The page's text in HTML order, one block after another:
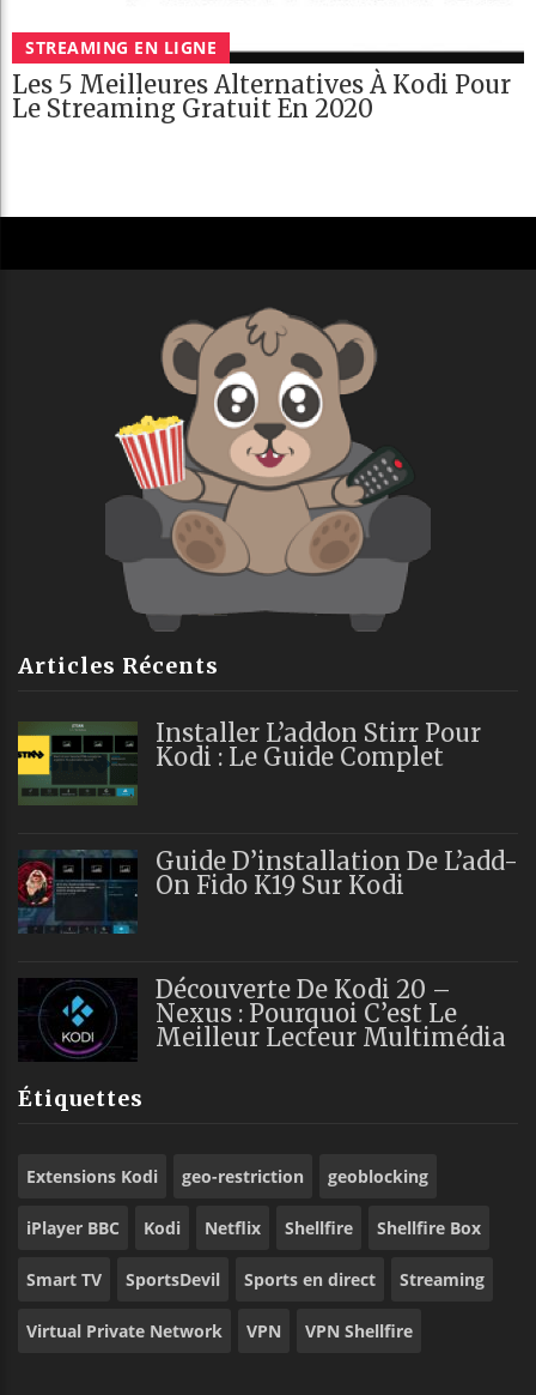
STREAMING EN LIGNE
Les 5 Meilleures Alternatives À Kodi Pour
Le Streaming Gratuit En 2020
Articles Récents
Installer L’addon Stirr Pour
Kodi : Le Guide Complet
Guide D’installation De L’add-
On Fido K19 Sur Kodi
Découverte De Kodi 20 –
Nexus : Pourquoi C’est Le
Meilleur Lecteur Multimédia
Étiquettes
Extensions Kodi geo-restriction geoblocking
iPlayer BBC Kodi Netflix Shellfire Shellfire Box
Smart TV SportsDevil Sports en direct Streaming
Virtual Private Network VPN VPN Shellfire